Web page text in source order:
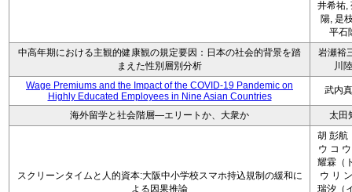
井希祐,
陽, 是
平石
中高年期における主観的健康観の規定要因：日本の社会的背景を踏
まえた性別層別分析
岩瀬裕
川
Wage Premiums and the Impact of the COVID‑19 Pandemic on
Highly Educated Employees in Nine Asian Countries
武内
海外留学と社会階層―エリートか、大衆か 太田
スクリーンタイムと人的資本:大阪中小学校スマホ持込規制の緩和に
よる因果推論
胡 彭航
ウ コ
耀霖（
ウ リ
瑞汐（